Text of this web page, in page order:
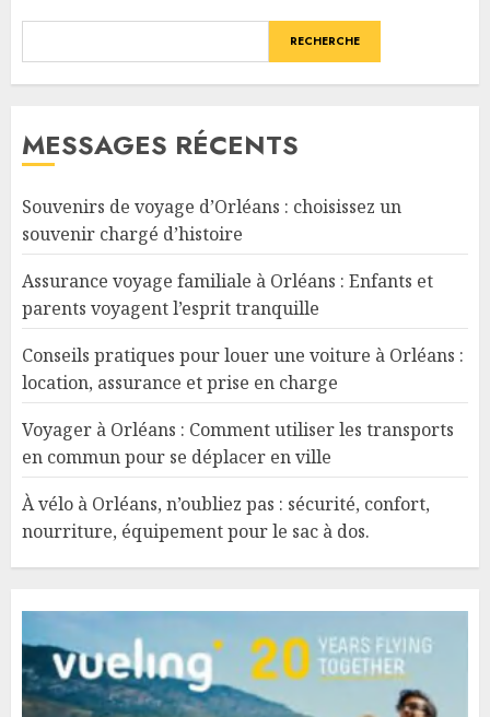
RECHERCHE
MESSAGES RÉCENTS
Souvenirs de voyage d’Orléans : choisissez un
souvenir chargé d’histoire
Assurance voyage familiale à Orléans : Enfants et
parents voyagent l’esprit tranquille
Conseils pratiques pour louer une voiture à Orléans :
location, assurance et prise en charge
Voyager à Orléans : Comment utiliser les transports
en commun pour se déplacer en ville
À vélo à Orléans, n’oubliez pas : sécurité, confort,
nourriture, équipement pour le sac à dos.